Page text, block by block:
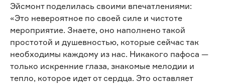
Эйсмонт поделилась своими впечатлениями:
«Это невероятное по своей силе и чистоте
мероприятие. Знаете, оно наполнено такой
простотой и душевностью, которые сейчас так
необходимы каждому из нас. Никакого пафоса —
только искренние глаза, знакомые мелодии и
тепло, которое идет от сердца. Это оставляет